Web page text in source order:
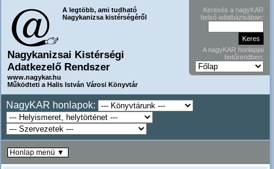
A legtöbb, ami tudható
Nagykanizsa kistérségéről
Nagykanizsai Kistérségi
Adatkezelő Rendszer
www.nagykar.hu
Működteti a Halis István Városi Könyvtár
Keresés a nagyKAR
belső adatbázisában:
A nagyKAR honlapjai
betűrendben:
NagyKAR honlapok:
Honlap menü ▼